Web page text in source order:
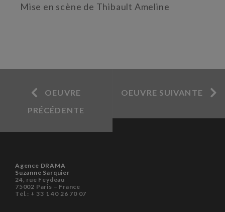
Mise en scène de Thibault Ameline
OEUVRE
PRÉCÉDENTE
OEUVRE SUIVANTE
Agence DRAMA
Suzanne Sarquier
24, rue Feydeau
75002 Paris – France
Tél.: + 33 1 40 26 70 07